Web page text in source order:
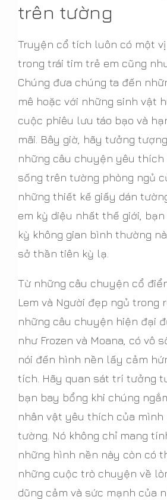
trên tường
Truyện cổ tích luôn có một
trong trái tim trẻ em cũng
Chúng đưa chúng ta đến
mê hoặc với những sinh vật
cuộc phiêu lưu táo bạo và
mãi. Bây giờ, hãy tưởng
những câu chuyện yêu thích
sống trên tường phòng ngủ
những thiết kế giấy dán
em kỳ diệu nhất thế giới,
kỳ không gian bình thường
sở thần tiên kỳ lạ.
Từ những câu chuyện cổ
Lem và Người đẹp ngủ trong
những câu chuyện hiện đại
như Frozen và Moana, có vô
nói đến hình nền lấy cảm
tích. Hãy quan sát trí tưởng
bạn bay bổng khi chúng
nhân vật yêu thích của
tường. Nó không chỉ mang
những hình nền này còn có
những cuộc trò chuyện về
dũng cảm và sức mạnh của